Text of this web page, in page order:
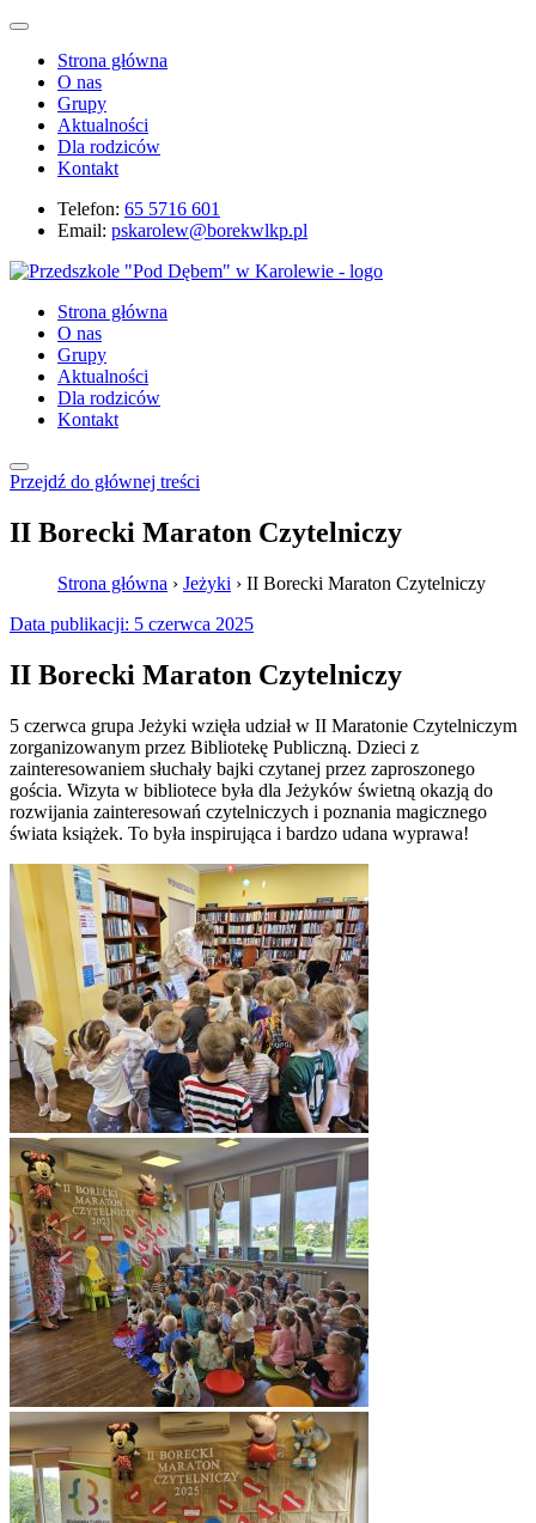
Strona główna
O nas
Grupy
Aktualności
Dla rodziców
Kontakt
Telefon: 65 5716 601
Email: pskarolew@borekwlkp.pl
Strona główna
O nas
Grupy
Aktualności
Dla rodziców
Kontakt
Przejdź do głównej treści
II Borecki Maraton Czytelniczy
Strona główna › Jeżyki › II Borecki Maraton Czytelniczy
Data publikacji: 5 czerwca 2025
II Borecki Maraton Czytelniczy
5 czerwca grupa Jeżyki wzięła udział w II Maratonie Czytelniczym
zorganizowanym przez Bibliotekę Publiczną. Dzieci z
zainteresowaniem słuchały bajki czytanej przez zaproszonego
gościa. Wizyta w bibliotece była dla Jeżyków świetną okazją do
rozwijania zainteresowań czytelniczych i poznania magicznego
świata książek. To była inspirująca i bardzo udana wyprawa!